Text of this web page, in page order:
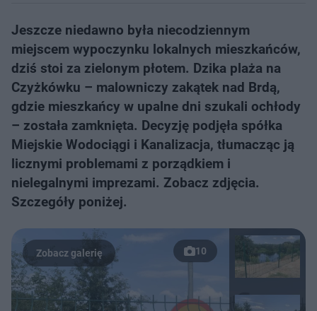
Jeszcze niedawno była niecodziennym
miejscem wypoczynku lokalnych mieszkańców,
dziś stoi za zielonym płotem. Dzika plaża na
Czyżkówku – malowniczy zakątek nad Brdą,
gdzie mieszkańcy w upalne dni szukali ochłody
– została zamknięta. Decyzję podjęła spółka
Miejskie Wodociągi i Kanalizacja, tłumacząc ją
licznymi problemami z porządkiem i
nielegalnymi imprezami. Zobacz zdjęcia.
Szczegóły poniżej.
10